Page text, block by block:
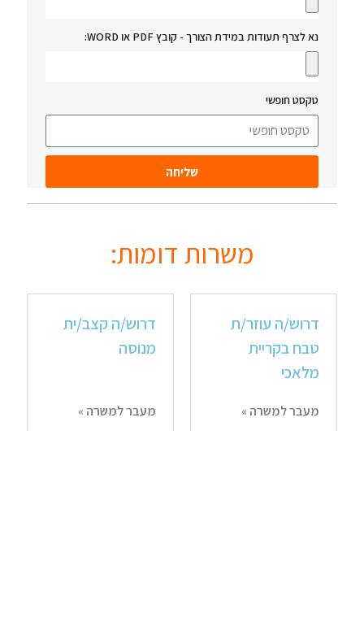
נא לצרף תעודות במידת הצורך - קובץ PDF או WORD:
טקסט חופשי
שליחה
משרות דומות:
דרוש/ה עוזר/ת
טבח בקריית
מלאכי
מעבר למשרה »
דרוש/ה קצב/ית
מנוסה
מעבר למשרה »